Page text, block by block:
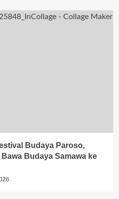
Budaya Paroso,
Budaya Samawa ke